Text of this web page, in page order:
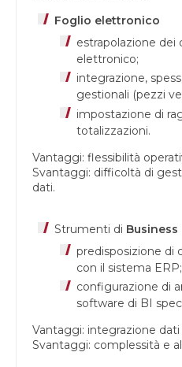
Foglio elettronico
estrapolazione dei
elettronico;
integrazione,
gestionali (pezzi
impostazione di
totalizzazioni.
Vantaggi: flessibilità
Svantaggi: difficoltà di
dati.
Strumenti di
predisposizione di
con il sistema ERP;
configurazione di
software di BI
Vantaggi: integrazione
Svantaggi: complessità e